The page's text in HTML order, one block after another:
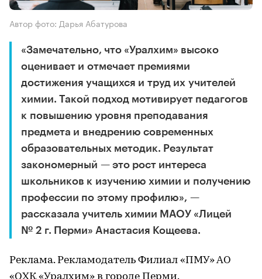
Автор фото: Дарья Абатурова
«Замечательно, что «Уралхим» высоко
оценивает и отмечает премиями
достижения учащихся и труд их учителей
химии. Такой подход мотивирует педагогов
к повышению уровня преподавания
предмета и внедрению современных
образовательных методик. Результат
закономерный — это рост интереса
школьников к изучению химии и получению
профессии по этому профилю», —
рассказала учитель химии МАОУ «Лицей
№ 2 г. Перми» Анастасия Кощеева.
Реклама. Рекламодатель Филиал «ПМУ» АО